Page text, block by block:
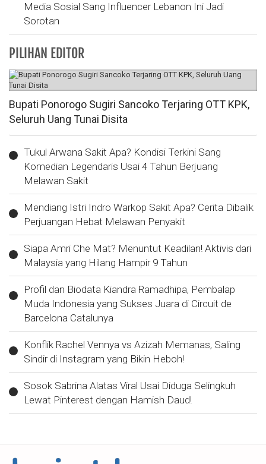
Media Sosial Sang Influencer Lebanon Ini Jadi
Sorotan
PILIHAN EDITOR
Bupati Ponorogo Sugiri Sancoko Terjaring OTT KPK,
Seluruh Uang Tunai Disita
Tukul Arwana Sakit Apa? Kondisi Terkini Sang
Komedian Legendaris Usai 4 Tahun Berjuang
Melawan Sakit
Mendiang Istri Indro Warkop Sakit Apa? Cerita Dibalik
Perjuangan Hebat Melawan Penyakit
Siapa Amri Che Mat? Menuntut Keadilan! Aktivis dari
Malaysia yang Hilang Hampir 9 Tahun
Profil dan Biodata Kiandra Ramadhipa, Pembalap
Muda Indonesia yang Sukses Juara di Circuit de
Barcelona Catalunya
Konflik Rachel Vennya vs Azizah Memanas, Saling
Sindir di Instagram yang Bikin Heboh!
Sosok Sabrina Alatas Viral Usai Diduga Selingkuh
Lewat Pinterest dengan Hamish Daud!